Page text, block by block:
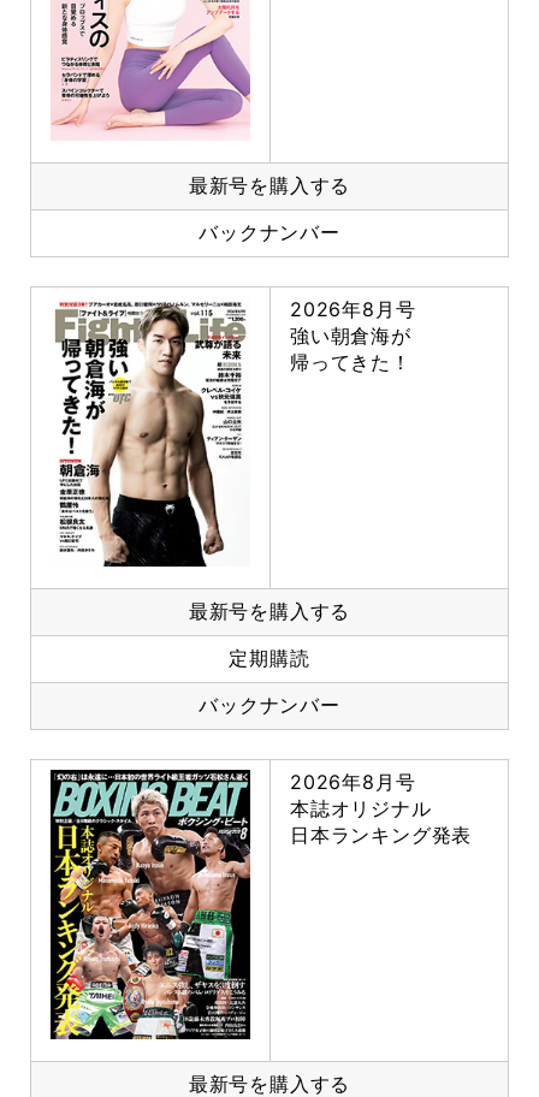
最新号を購入する
バックナンバー
2026年8月号
強い朝倉海が
帰ってきた！
最新号を購入する
定期購読
バックナンバー
2026年8月号
本誌オリジナル
日本ランキング発表
最新号を購入する